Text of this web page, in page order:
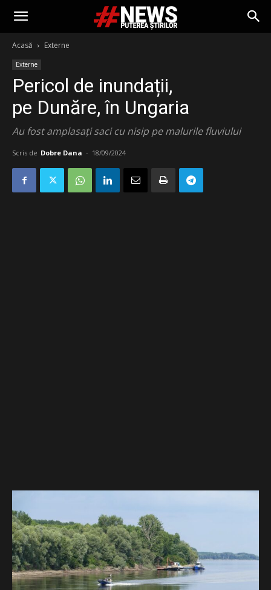
Acasă Externe
Externe
Pericol de inundații,
pe Dunăre, în Ungaria
Au fost amplasați saci cu nisip pe malurile fluviului
Scris de Dobre Dana - 18/09/2024